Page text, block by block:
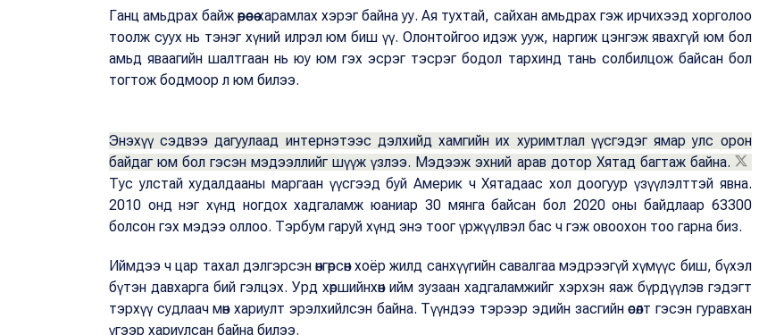
Ганц амьдрах байж өөрөөсөө харамлах хэрэг байна уу. Ая тухтай, сайхан амьдрах гэж ирчихээд хорголоо
тоолж суух нь тэнэг хүний илрэл юм биш үү. Олонтойгоо идэж ууж, наргиж цэнгэж явахгүй юм бол
амьд яваагийн шалтгаан нь юу юм гэх эсрэг тэсрэг бодол тархинд тань солбилцож байсан бол
тогтож бодмоор л юм билээ.
Энэхүү сэдвээ дагуулаад интернэтээс дэлхийд хамгийн их хуримтлал үүсгэдэг ямар улс орон
байдаг юм бол гэсэн мэдээллийг шүүж үзлээ. Мэдээж эхний арав дотор Хятад багтаж байна.
Тус улстай худалдааны маргаан үүсгээд буй Америк ч Хятадаас хол доогуур үзүүлэлттэй явна.
2010 онд нэг хүнд ногдох хадгаламж юаниар 30 мянга байсан бол 2020 оны байдлаар 63300
болсон гэх мэдээ оллоо. Тэрбум гаруй хүнд энэ тоог үржүүлвэл бас ч гэж овоохон тоо гарна биз.
Иймдээ ч цар тахал дэлгэрсэн өнгөрсөн хоёр жилд санхүүгийн савалгаа мэдрээгүй хүмүүс биш, бүхэл
бүтэн давхарга бий гэлцэх. Урд хөршийнхөн ийм зузаан хадгаламжийг хэрхэн яаж бүрдүүлэв гэдэгт
тэрхүү судлаач мөн хариулт эрэлхийлсэн байна. Түүндээ тэрээр эдийн засгийн өсөлт гэсэн гуравхан
үгээр хариулсан байна билээ.